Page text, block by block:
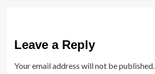
Leave a Reply
Your email address will not be published.